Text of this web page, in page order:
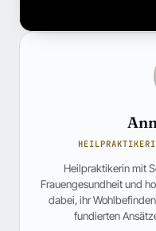
Heilpraktikerin mit
Frauengesundheit und
dabei, ihr
fundierten